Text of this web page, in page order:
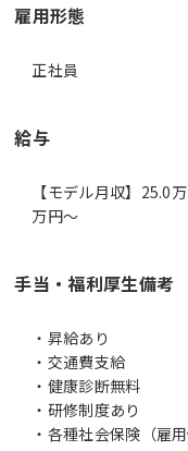
雇用形態
正社員
給与
【モデル月収】25.0
万円～
手当・福利厚生備考
・昇給あり
・交通費支給
・健康診断無料
・研修制度あり
・各種社会保険（雇